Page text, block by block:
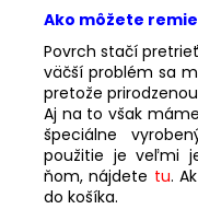
Ako môžete
Povrch stačí
väčší problém sa
pretože
Aj na to však
špeciálne
použitie je veľmi
ňom, nájdete tu.
do košíka.